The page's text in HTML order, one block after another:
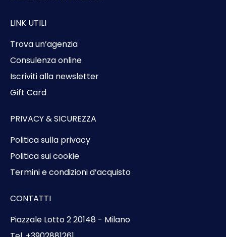
LINK UTILI
Trova un’agenzia
Consulenza online
Iscriviti alla newsletter
Gift Card
PRIVACY & SICUREZZA
Politica sulla privacy
Politica sui cookie
Termini e condizioni d’acquisto
CONTATTI
Piazzale Lotto 2 20148 - Milano